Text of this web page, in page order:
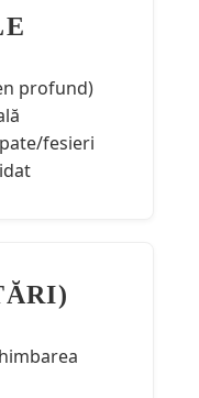
profund)
fesieri